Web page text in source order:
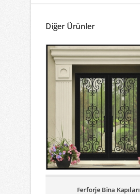
Diğer Ürünler
Ferforje Bina Kapıları